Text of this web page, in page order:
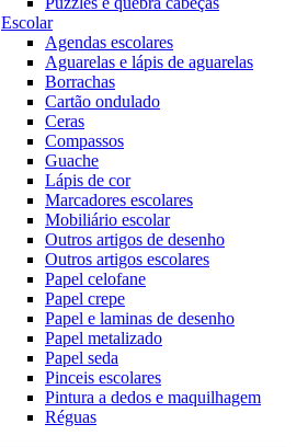
Escolar
Agendas escolares
Aguarelas e lápis de aguarelas
Borrachas
Cartão ondulado
Ceras
Compassos
Guache
Lápis de cor
Marcadores escolares
Mobiliário escolar
Outros artigos de desenho
Outros artigos escolares
Papel celofane
Papel crepe
Papel e laminas de desenho
Papel metalizado
Papel seda
Pinceis escolares
Pintura a dedos e maquilhagem
Réguas